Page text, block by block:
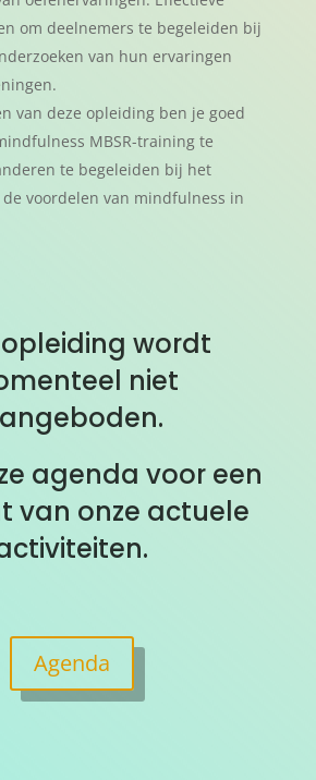
om deelnemers te begeleiden bij
van hun ervaringen
van deze opleiding ben je goed
MBSR-training te
te begeleiden bij het
voordelen van mindfulness in
opleiding wordt
niet
agenda voor een
van onze actuele
Agenda